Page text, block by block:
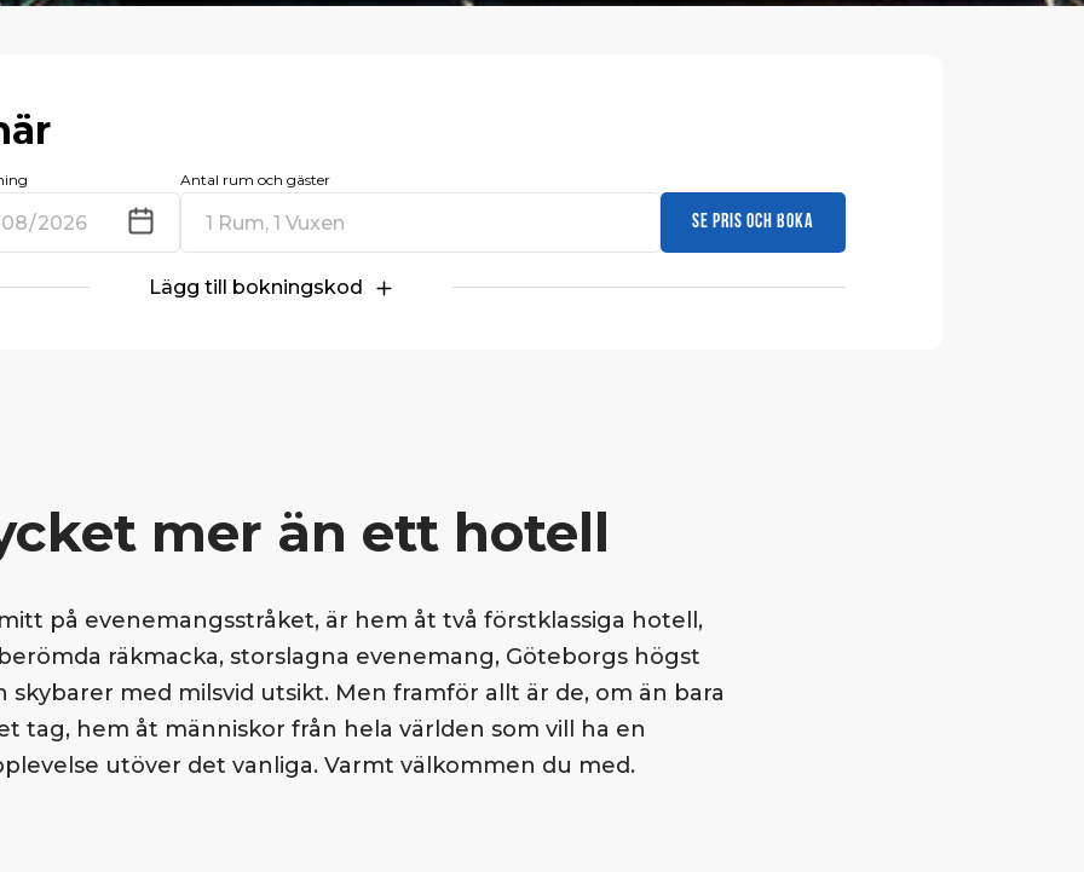
Antal rum och gäster
1 Rum, 1 Vuxen Se pris och boka
Lägg till bokningskod
mer än ett hotell
på evenemangsstråket, är hem åt två förstklassiga hotell,
räkmacka, storslagna evenemang, Göteborgs högst
skybarer med milsvid utsikt. Men framför allt är de, om än bara
tag, hem åt människor från hela världen som vill ha en
utöver det vanliga. Varmt välkommen du med.